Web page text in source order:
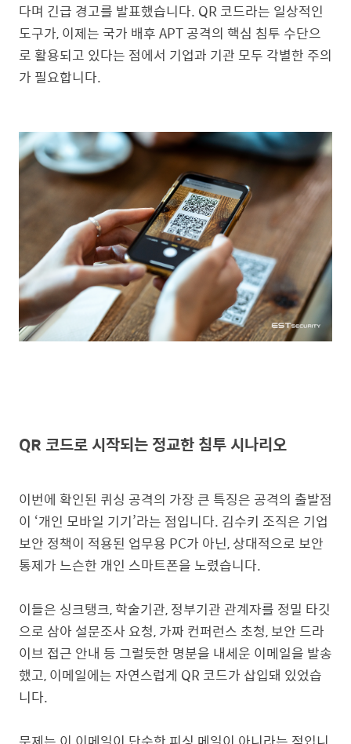
다며 긴급 경고를 발표했습니다. QR 코드라는 일상적인
도구가, 이제는 국가 배후 APT 공격의 핵심 침투 수단으
로 활용되고 있다는 점에서 기업과 기관 모두 각별한 주의
가 필요합니다.
QR 코드로 시작되는 정교한 침투 시나리오
이번에 확인된 퀴싱 공격의 가장 큰 특징은 공격의 출발점
이 ‘개인 모바일 기기’라는 점입니다. 김수키 조직은 기업
보안 정책이 적용된 업무용 PC가 아닌, 상대적으로 보안
통제가 느슨한 개인 스마트폰을 노렸습니다.
이들은 싱크탱크, 학술기관, 정부기관 관계자를 정밀 타깃
으로 삼아 설문조사 요청, 가짜 컨퍼런스 초청, 보안 드라
이브 접근 안내 등 그럴듯한 명분을 내세운 이메일을 발송
했고, 이메일에는 자연스럽게 QR 코드가 삽입돼 있었습
니다.